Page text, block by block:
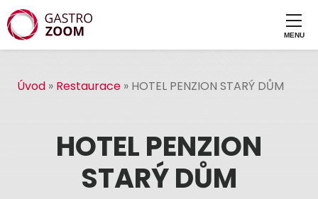
Úvod » Restaurace » HOTEL PENZION STARÝ DŮM
HOTEL PENZION
STARÝ DŮM